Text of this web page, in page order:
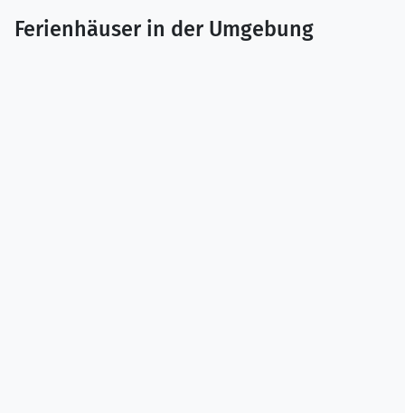
Ferienhäuser in der Umgebung